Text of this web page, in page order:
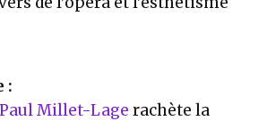
:
Millet-Lage rachète la